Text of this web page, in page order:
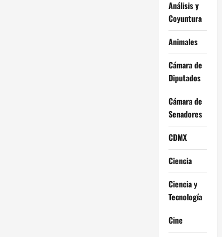
Análisis y
Coyuntura
Animales
Cámara de
Diputados
Cámara de
Senadores
CDMX
Ciencia
Ciencia y
Tecnología
Cine